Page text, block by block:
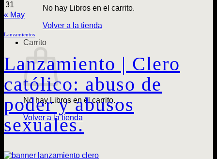
No hay Libros en el carrito.
Volver a la tienda
Carrito
No hay Libros en el carrito.
Volver a la tienda
31
« May
Lanzamientos
Lanzamiento | Clero
católico: abuso de
poder y abusos
sexuales.